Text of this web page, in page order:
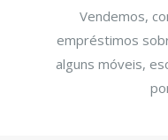
Vendemos,
empréstimos
alguns móveis,